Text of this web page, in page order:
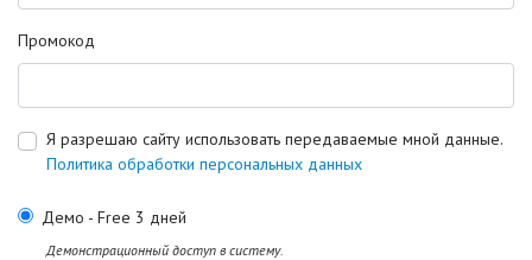
Промокод
Я разрешаю сайту использовать передаваемые мной данные.
Политика обработки персональных данных
Демо - Free 3 дней
Демонстрационный доступ в систему.